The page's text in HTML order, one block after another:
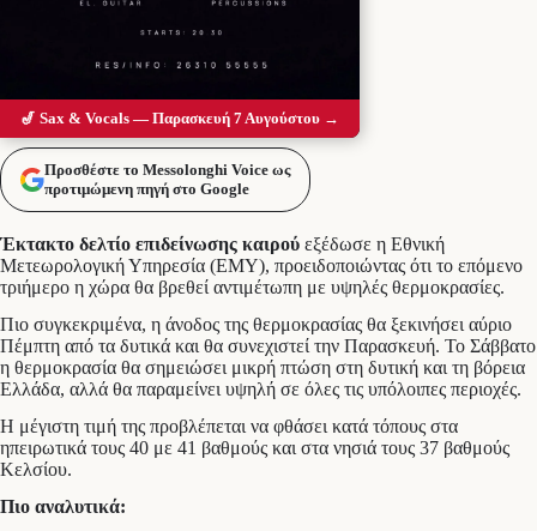
Προσθέστε το Messolonghi Voice ως
προτιμώμενη πηγή στο Google
Έκτακτο δελτίο επιδείνωσης καιρού εξέδωσε η Εθνική
Μετεωρολογική Υπηρεσία (ΕΜΥ), προειδοποιώντας ότι το επόμενο
τριήμερο η χώρα θα βρεθεί αντιμέτωπη με υψηλές θερμοκρασίες.
Πιο συγκεκριμένα, η άνοδος της θερμοκρασίας θα ξεκινήσει αύριο
Πέμπτη από τα δυτικά και θα συνεχιστεί την Παρασκευή. Το Σάββατο
η θερμοκρασία θα σημειώσει μικρή πτώση στη δυτική και τη βόρεια
Ελλάδα, αλλά θα παραμείνει υψηλή σε όλες τις υπόλοιπες περιοχές.
Η μέγιστη τιμή της προβλέπεται να φθάσει κατά τόπους στα
ηπειρωτικά τους 40 με 41 βαθμούς και στα νησιά τους 37 βαθμούς
Κελσίου.
Πιο αναλυτικά:
🎷 Sax & Vocals — Παρασκευή 7 Αυγούστου →